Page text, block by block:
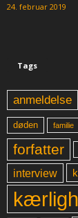
24. februar 2019
Tags
anmeldelse
døden familie
forfatter
interview